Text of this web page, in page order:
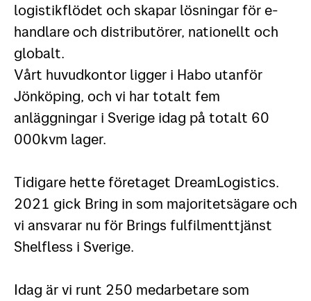
logistikflödet och skapar lösningar för e-
handlare och distributörer, nationellt och
globalt.
Vårt huvudkontor ligger i Habo utanför
Jönköping, och vi har totalt fem
anläggningar i Sverige idag på totalt 60
000kvm lager.
Tidigare hette företaget DreamLogistics.
2021 gick Bring in som majoritetsägare och
vi ansvarar nu för Brings fulfilmenttjänst
Shelfless i Sverige.
Idag är vi runt 250 medarbetare som